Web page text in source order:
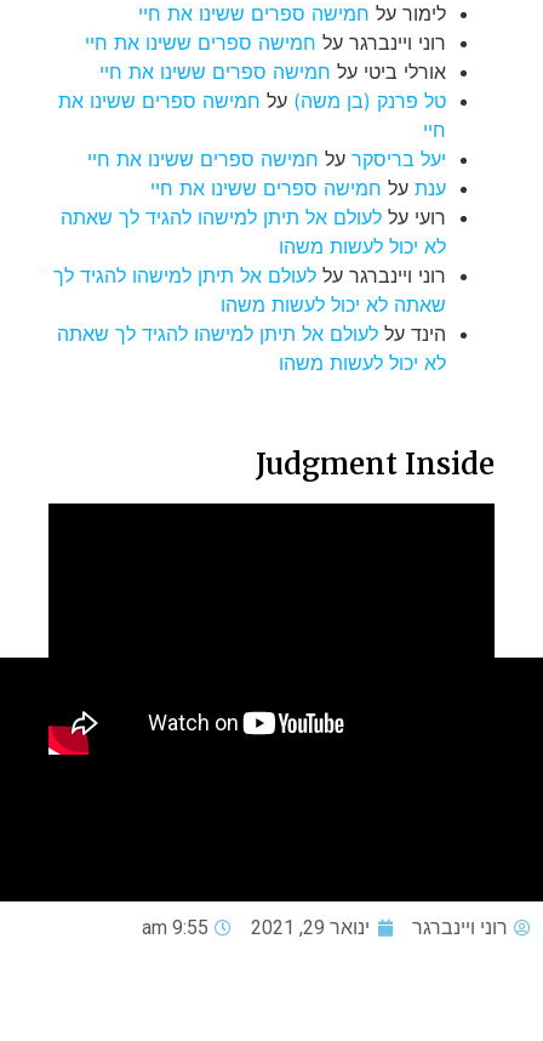
לימור על חמישה ספרים ששינו את חיי
רוני ויינברגר על חמישה ספרים ששינו את חיי
אורלי ביטי על חמישה ספרים ששינו את חיי
טל פרנק (בן משה) על חמישה ספרים ששינו את
חיי
יעל בריסקר על חמישה ספרים ששינו את חיי
ענת על חמישה ספרים ששינו את חיי
רועי על לעולם אל תיתן למישהו להגיד לך שאתה
לא יכול לעשות משהו
רוני ויינברגר על לעולם אל תיתן למישהו להגיד לך
שאתה לא יכול לעשות משהו
הינד על לעולם אל תיתן למישהו להגיד לך שאתה
לא יכול לעשות משהו
Judgment Inside
רוני ויינברגר ינואר 29, 2021 9:55 am